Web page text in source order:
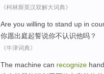
《柯林斯英汉双解大词典》
Are you willing to stand up in
你愿出庭起誓说你不认识他吗？
《牛津词典》
The machine can recognize